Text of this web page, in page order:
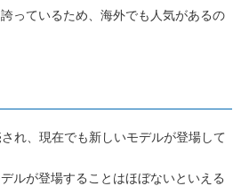
っているため、海外でも人気があるの
れ、現在でも新しいモデルが登場して
ルが登場することはほぼないといえる